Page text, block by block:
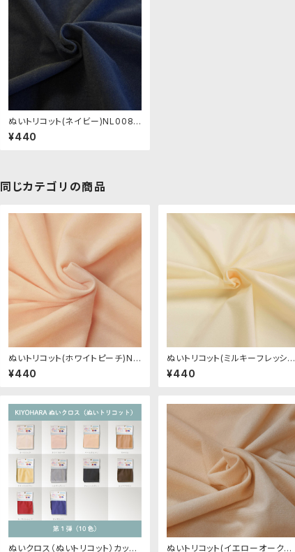
ぬいトリコット(ネイビー)NL008
ぬいぐるみ用薄手パイル生地 20c
m
¥440
同じカテゴリの商品
ぬいトリコット(ホワイトピーチ)NL
001 ぬいぐるみ用薄手パイル生地
20cm
¥440
ぬいトリコット(ミルキーフレッシュ)
NL103 ぬいぐるみ用薄手パイル生
地 20cm
¥440
ぬいクロス（ぬいトリコット）カット ぬいトリコット(イエローオークル)